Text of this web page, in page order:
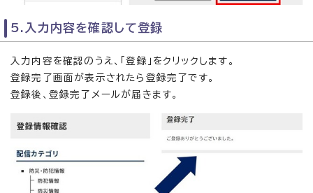
5.入力内容を確認して登録
入力内容を確認のうえ、「登録」をクリックします。
登録完了画面が表示されたら登録完了です。
登録後、登録完了メールが届きます。